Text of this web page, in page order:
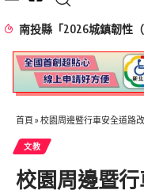
首頁 » 校園周邊暨行車安全道路
文教
校園周邊暨